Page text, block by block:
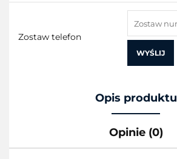
Zostaw telefon
WYŚLIJ
Opis produktu
Opinie (0)